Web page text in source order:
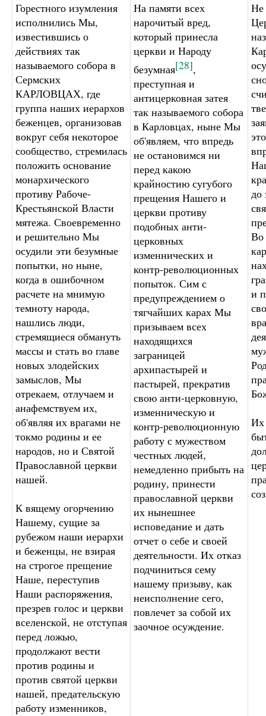
Горестного изумления
исполнились Мы,
известившись о
действиях так
называемого собора в
Сермских
КАРЛОВЦАХ, где
группа наших иерархов
беженцев, организовав
вокруг себя некоторое
сообщество, стремилась
положить основание
монархического
противу Рабоче-
Крестьянской Власти
мятежа. Своевременно
и решительно Мы
осудили эти безумные
попытки, но ныне,
когда в ошибочном
расчете на мнимую
темноту народа,
нашлись люди,
стремящиеся обмануть
массы и стать во главе
новых злодейских
замыслов, Мы
отрекаем, отлучаем и
анафемствуем их,
об'являя их врагами не
токмо родины и ее
народов, но и Святой
Православной церкви
нашей.
К вящему огорчению
Нашему, сущие за
рубежом наши иерархи
и беженцы, не взирая
на строгое прещение
Наше, переступив
Наши распоряжения,
презрев голос и церкви
вселенской, не отступая
перед ложью,
продолжают вести
против родины и
против святой церкви
нашей, предательскую
работу изменников,
На памяти всех
нарочитый вред,
который принесла
церкви и Народу
безумная[28],
преступная и
антицерковная затея
так называемого собора
в Карловцах, ныне Мы
об'являем, что впредь
не остановимся ни
перед какою
крайностию сугубого
прещения Нашего и
церкви противу
подобных анти-
церковных
изменнических и
контр-революционных
попыток. Сим с
предупреждением о
тягчайших карах Мы
призываем всех
находящихся
заграницей
архипастырей и
пастырей, прекратив
свою анти-церковную,
изменническую и
контр-революционную
работу с мужеством
честных людей,
немедленно прибыть на
родину, принести
православной церкви
их нынешнее
исповедание и дать
отчет о себе и своей
деятельности. Их отказ
подчиниться сему
нашему призыву, как
неисполнение сего,
повлечет за собой их
заочное осуждение.
Не
до
Во
и
Их